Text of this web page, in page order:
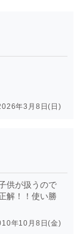
年3月8日(日)
供が扱うので
解！！使い勝
年10月8日(金)